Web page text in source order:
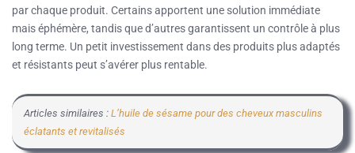
par chaque produit. Certains apportent une solution immédiate
mais éphémère, tandis que d’autres garantissent un contrôle à plus
long terme. Un petit investissement dans des produits plus adaptés
et résistants peut s’avérer plus rentable.
Articles similaires : L’huile de sésame pour des cheveux masculins
éclatants et revitalisés